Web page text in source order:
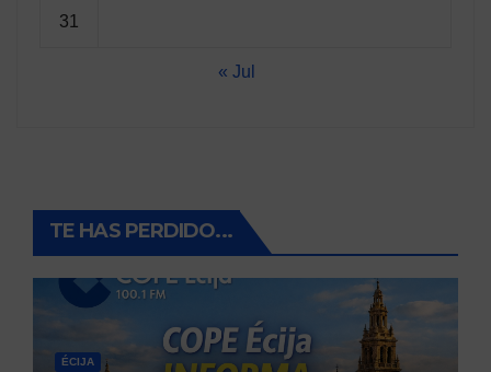
31
« Jul
TE HAS PERDIDO...
ÉCIJA